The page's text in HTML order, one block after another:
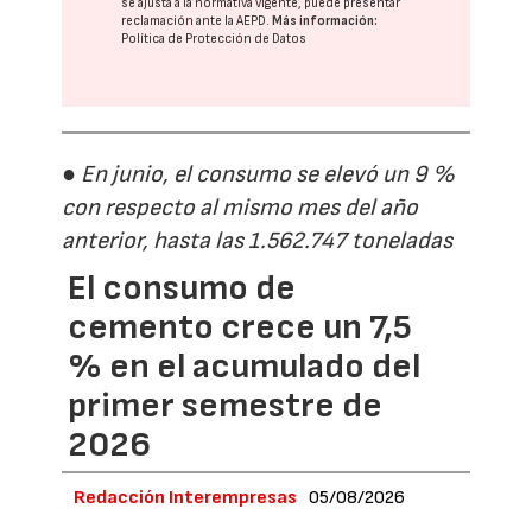
se ajusta a la normativa vigente, puede presentar
reclamación ante laAEPD. Más información:
Política de Protección de Datos
● En junio, el consumo se elevó un 9 %
con respecto al mismo mes del año
anterior, hasta las 1.562.747 toneladas
El consumo de
cemento crece un 7,5
% en el acumulado del
primer semestre de
2026
Redacción Interempresas 05/08/2026